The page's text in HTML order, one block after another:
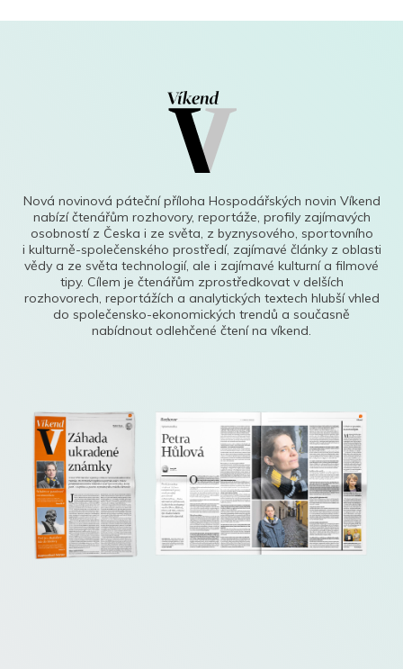
Nová novinová páteční příloha Hospodářských novin Víkend
nabízí čtenářům rozhovory, reportáže, profily zajímavých
osobností z Česka i ze světa, z byznysového, sportovního
i kulturně-společenského prostředí, zajímavé články z oblasti
vědy a ze světa technologií, ale i zajímavé kulturní a filmové
tipy. Cílem je čtenářům zprostředkovat v delších
rozhovorech, reportážích a analytických textech hlubší vhled
do společensko-ekonomických trendů a současně
nabídnout odlehčené čtení na víkend.